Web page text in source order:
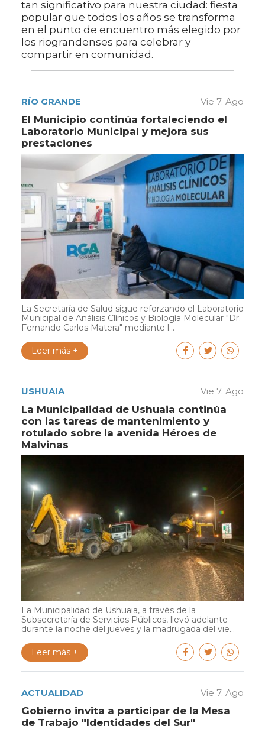
tan significativo para nuestra ciudad: fiesta
popular que todos los años se transforma
en el punto de encuentro más elegido por
los riograndenses para celebrar y
compartir en comunidad.
RÍO GRANDE Vie 7. Ago
El Municipio continúa fortaleciendo el
Laboratorio Municipal y mejora sus
prestaciones
La Secretaría de Salud sigue reforzando el Laboratorio
Municipal de Análisis Clínicos y Biología Molecular "Dr.
Fernando Carlos Matera" mediante l...
Leer más +
USHUAIA Vie 7. Ago
La Municipalidad de Ushuaia continúa
con las tareas de mantenimiento y
rotulado sobre la avenida Héroes de
Malvinas
La Municipalidad de Ushuaia, a través de la
Subsecretaría de Servicios Públicos, llevó adelante
durante la noche del jueves y la madrugada del vie...
Leer más +
ACTUALIDAD Vie 7. Ago
Gobierno invita a participar de la Mesa
de Trabajo "Identidades del Sur"